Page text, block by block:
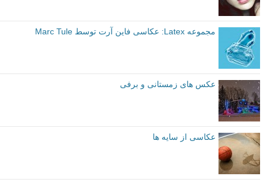
مجموعه Latex: عکاسی فاین آرت توسط Marc Tule
عکس های زمستانی و برفی
عکاسی از سایه ها